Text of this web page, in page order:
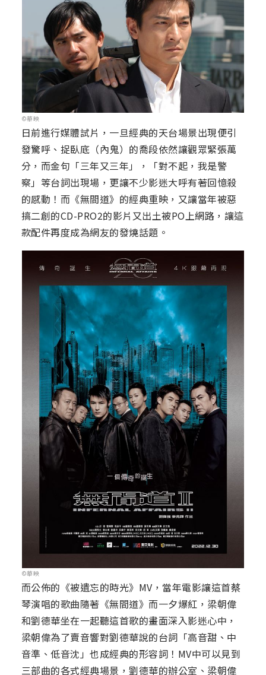
©華映
日前進行媒體試片，一旦經典的天台場景出現便引
發驚呼、捉臥底（內鬼）的喬段依然讓觀眾緊張萬
分，而金句「三年又三年」，「對不起，我是警
察」等台詞出現場，更讓不少影迷大呼有著回憶殺
的感動！而《無間道》的經典重映，又讓當年被惡
搞二創的CD-PRO2的影片又出土被PO上網路，讓這
款配件再度成為網友的發燒話題。
©華映
而公佈的《被遺忘的時光》MV，當年電影讓這首蔡
琴演唱的歌曲隨著《無間道》而一夕爆紅，梁朝偉
和劉德華坐在一起聽這首歌的畫面深入影迷心中，
梁朝偉為了賣音響對劉德華說的台詞「高音甜、中
音準、低音沈」也成經典的形容詞！MV中可以見到
三部曲的各式經典場景，劉德華的辦公室、梁朝偉